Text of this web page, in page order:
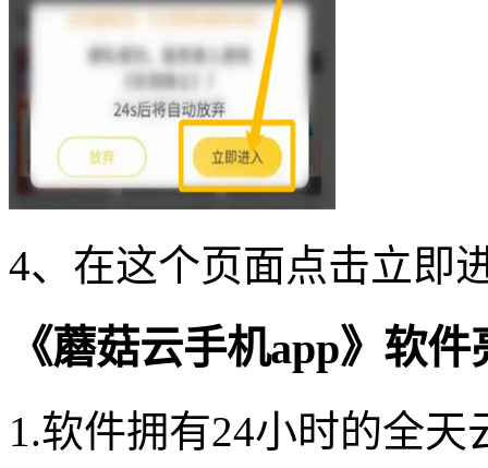
4、在这个页面点击立即
《蘑菇云手机app》软
1.软件拥有24小时的全